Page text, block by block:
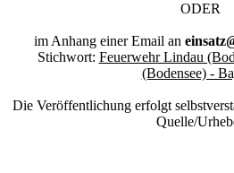
ODER
im Anhang einer Email an
Stichwort: Feuerwehr Lindau
(Bodensee) -
Die Veröffentlichung erfolgt
Quelle/